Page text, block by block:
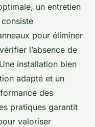
un entretien
pour éliminer
l’absence de
installation bien
adapté et un
des
pratiques garantit
valoriser